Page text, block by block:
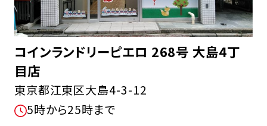
コインランドリーピエロ 268号 大島4丁
目店
東京都江東区大島4-3-12
5時から25時まで